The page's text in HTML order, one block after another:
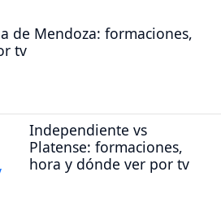
de Mendoza: formaciones,
tv
Independiente vs
Platense: formaciones,
hora y dónde ver por tv